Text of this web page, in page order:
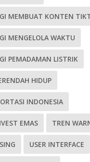
MEMBUAT KONTEN
MENGELOLA WAKTU
PEMADAMAN LISTRIK
HIDUP
INDONESIA
EMAS TREN
USER INTERFACE